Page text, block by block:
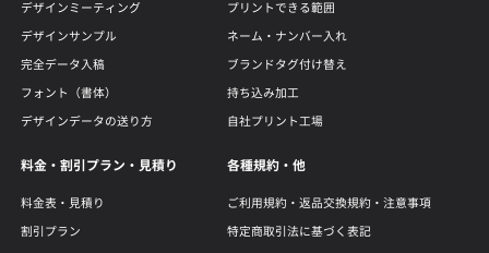
デザインミーティング
デザインサンプル
完全データ入稿
フォント（書体）
デザインデータの送り方
プリントできる範囲
ネーム・ナンバー入れ
ブランドタグ付け替え
持ち込み加工
自社プリント工場
料金・割引プラン・見積り
料金表・見積り
割引プラン
各種規約・他
ご利用規約・返品交換規約・注意事項
特定商取引法に基づく表記